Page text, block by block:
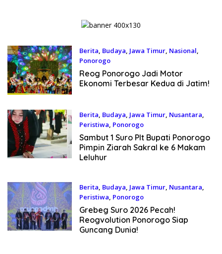
Berita, Budaya, Jawa Timur, Nasional,
Ponorogo
17 Juni 2026
Reog Ponorogo Jadi Motor
Ekonomi Terbesar Kedua di Jatim!
Berita, Budaya, Jawa Timur, Nusantara,
Peristiwa, Ponorogo
15 Juni 2026
Sambut 1 Suro Plt Bupati Ponorogo
Pimpin Ziarah Sakral ke 6 Makam
Leluhur
Berita, Budaya, Jawa Timur, Nusantara,
Peristiwa, Ponorogo
8 Juni 2026
Grebeg Suro 2026 Pecah!
Reogvolution Ponorogo Siap
Guncang Dunia!